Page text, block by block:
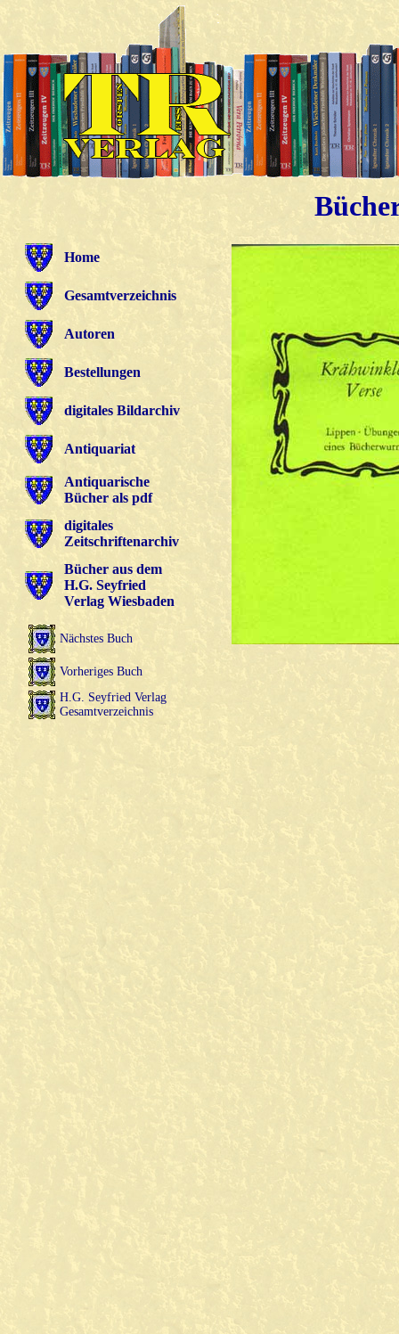
Home
Gesamtverzeichnis
Autoren
Bestellungen
digitales Bildarchiv
Antiquariat
Antiquarische
Bücher als pdf
digitales
Zeitschriftenarchiv
Bücher aus dem
H.G. Seyfried
Verlag Wiesbaden
Nächstes Buch
Vorheriges Buch
H.G. Seyfried Verlag
Gesamtverzeichnis